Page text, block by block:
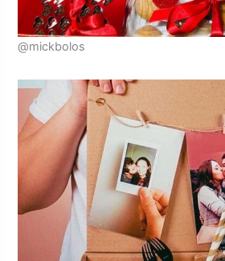
@mickbolos